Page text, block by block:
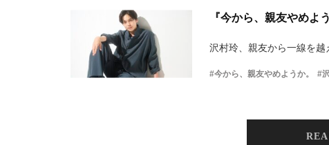
『今から、親友やめよ
沢村玲、親友から一線を
#今から、親友やめようか。 #